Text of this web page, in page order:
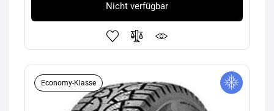
Nicht verfügbar
Economy-Klasse